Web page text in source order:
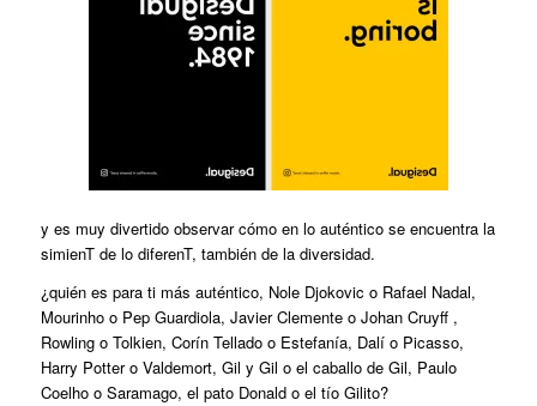
y es muy divertido observar cómo en lo auténtico se encuentra la
simienT de lo diferenT, también de la diversidad.
¿quién es para ti más auténtico, Nole Djokovic o Rafael Nadal,
Mourinho o Pep Guardiola, Javier Clemente o Johan Cruyff ,
Rowling o Tolkien, Corín Tellado o Estefanía, Dalí o Picasso,
Harry Potter o Valdemort, Gil y Gil o el caballo de Gil, Paulo
Coelho o Saramago, el pato Donald o el tío Gilito?